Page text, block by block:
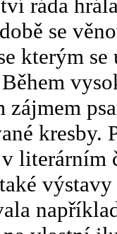
ráda
se
kterým
zájmem
kresby.
literárním